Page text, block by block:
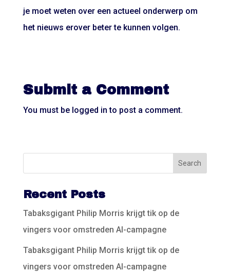
je moet weten over een actueel onderwerp om
het nieuws erover beter te kunnen volgen.
Submit a Comment
You must be logged in to post a comment.
Recent Posts
Tabaksgigant Philip Morris krijgt tik op de
vingers voor omstreden AI-campagne
Tabaksgigant Philip Morris krijgt tik op de
vingers voor omstreden AI-campagne